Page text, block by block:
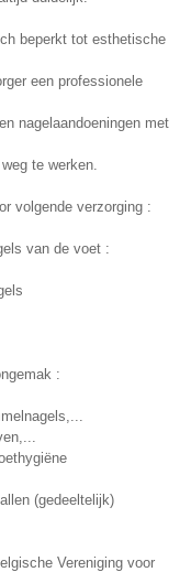
beperkt tot esthetische
een professionele
nagelaandoeningen met
te werken.
volgende verzorging :
van de voet :
:
(gedeeltelijk)
Vereniging voor